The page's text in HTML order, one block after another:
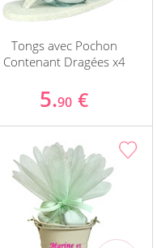
Tongs avec Pochon
Contenant Dragées x4
5.90 €